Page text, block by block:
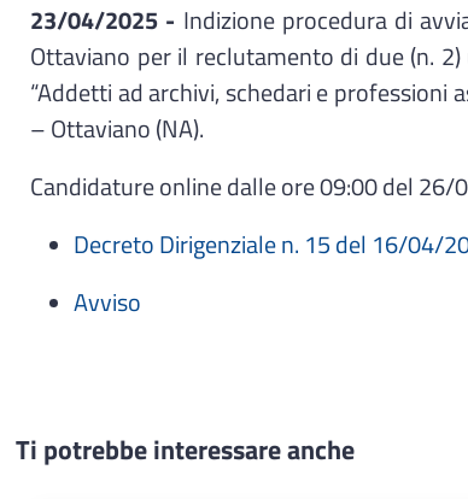
23/04/2025 - Indizione procedura di
Ottaviano per il reclutamento di due (n.
“Addetti ad archivi, schedari e professioni
– Ottaviano (NA).
Candidature online dalle ore 09:00 del
Decreto Dirigenziale n. 15 del 16/04/
Avviso
Ti potrebbe interessare anche